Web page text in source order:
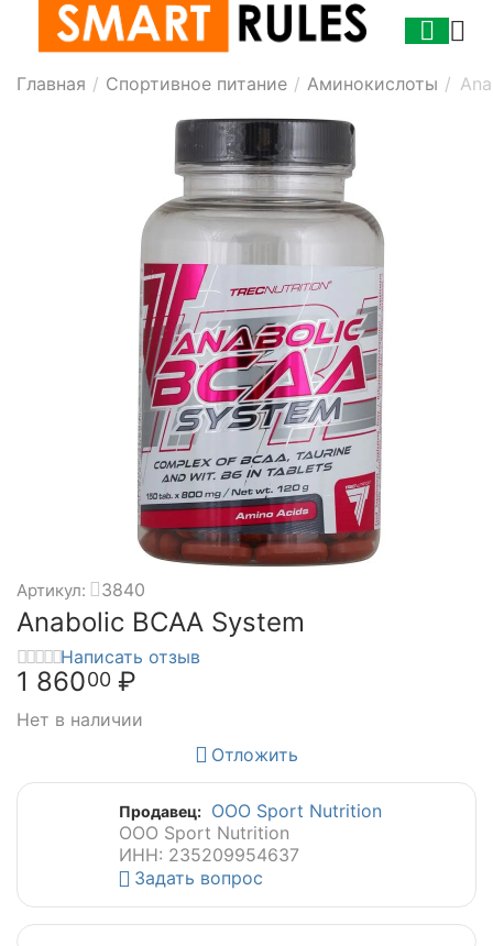
Главная / Спортивное питание / Аминокислоты /
Артикул: 3840
Anabolic BCAA System
Написать отзыв
1 86000 ₽
Нет в наличии
Отложить
Продавец: ООО Sport Nutrition
ООО Sport Nutrition
ИНН: 235209954637
Задать вопрос